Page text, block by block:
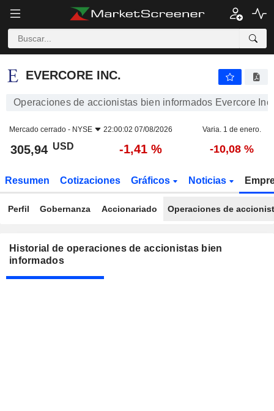
EVERCORE INC.
EVERCORE INC.
Operaciones de accionistas bien informados Evercore Inc.
Mercado cerrado - NYSE 22:00:02 07/08/2026 Varia. 1 de enero.
305,94 USD -1,41 % -10,08 %
Resumen Cotizaciones Gráficos Noticias
Perfil Gobernanza Accionariado Operaciones de
Historial de operaciones de accionistas bien
informados